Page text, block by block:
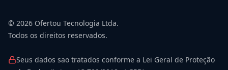
© 2026 Ofertou Tecnologia Ltda.
Todos os direitos reservados.
Seus dados sao tratados conforme a Lei Geral de Proteção